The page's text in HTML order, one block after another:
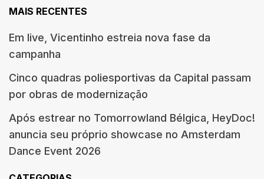
MAIS RECENTES
Em live, Vicentinho estreia nova fase da
campanha
Cinco quadras poliesportivas da Capital passam
por obras de modernização
Após estrear no Tomorrowland Bélgica, HeyDoc!
anuncia seu próprio showcase no Amsterdam
Dance Event 2026